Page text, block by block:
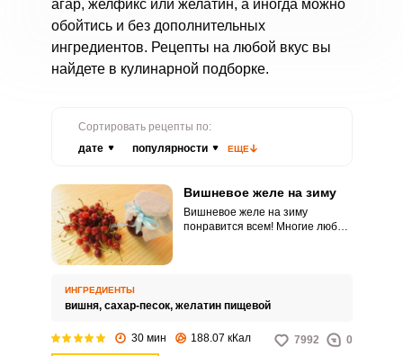
агар, желфикс или желатин, а иногда можно
обойтись и без дополнительных
ингредиентов. Рецепты на любой вкус вы
найдете в кулинарной подборке.
Сортировать рецепты по:
дате
популярности ЕЩЕ
Вишневое желе на зиму
Вишневое желе на зиму
понравится всем! Многие любят
ягоды, некоторые варят
варенье.
ИНГРЕДИЕНТЫ
вишня, сахар-песок, желатин пищевой
30 мин 188.07 кКал 7992 0